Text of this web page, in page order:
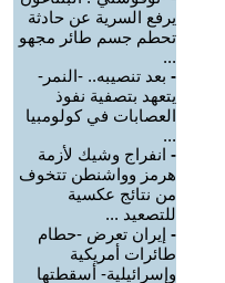
يرفع السرية عن حادثة
تحطم جسم طائر مجهو
...
- بعد تنصيبه.. -النمر-
يتعهد بتصفية نفوذ
العصابات في كولومبيا
...
- انفراج وشيك لأزمة
هرمز وواشنطن تتخوف
من نتائج عكسية
للتصعيد ...
- إيران تعرض -حطام
طائرات أمريكية
وإسرائيلية- أسقطتها